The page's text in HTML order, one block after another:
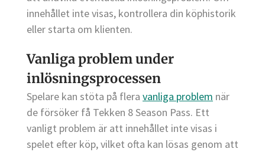
innehållet inte visas, kontrollera din köphistorik
eller starta om klienten.
Vanliga problem under
inlösningsprocessen
Spelare kan stöta på flera vanliga problem när
de försöker få Tekken 8 Season Pass. Ett
vanligt problem är att innehållet inte visas i
spelet efter köp, vilket ofta kan lösas genom att